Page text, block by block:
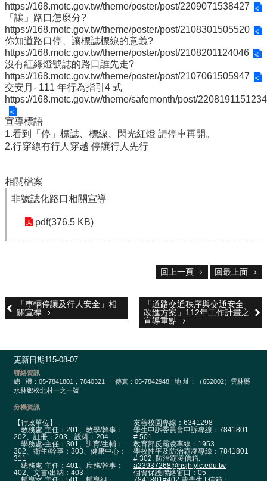
術
單
位
辦
學
成
果
生
涯
輔
導
招
生
資
交
通
資
課
程
計
畫
語
口
說
https://168.motc.gov.tw/theme/poster/post/2209071538427
「讓」路口怎麼分?
https://168.motc.gov.tw/theme/poster/post/2108301505520
你知道路口停、讓標誌標線的意義?
https://168.motc.gov.tw/theme/poster/post/2108201124046
沒有紅綠燈號誌的路口誰先走?
https://168.motc.gov.tw/theme/poster/post/2107061505947
交安月- 111 年行為指引4 式
https://168.motc.gov.tw/theme/safemonth/post/2208191151234
宣導標語
1.看到「停」標誌、標線、閃光紅燈 請停車再開。
2.行穿線有行人穿越 停讓行人先行
相關檔案
非號誌化路口相關宣導
pdf(376.5 KB)
回上一頁 回最上面
「車輛停讓及行人安全」相
關宣導
「道路交通秩序與交通安全
改進方案」112年工作計畫之
宣導重點
更新日期115-08-07
聯絡資訊
總
機：05-7841801，7840321 ｜ 傳真：05-7842948 | 地 址：（652002）雲林縣
水林鄉松北村一之一號
分機資訊
【行政單位】
教務處-主任：201、教學/幹事：
202、註冊：203、設備：204
學務處-主任：301、訓育/生輔：
302、衛生/幹事：303、健康中心：
311
總務處-主任：401、庶務/幹事：
402、文書/出納：403
友善校園專線：6341298
學生申訴委員會申訴專線：7841801
# 501
教育部反霸凌專線：1953
學校性平及防治霸凌專線：7841801
# 302; 防治霸凌信箱:
a23937268@nsjh.ylc.edu.tw
個資保護聯絡窗口：05-